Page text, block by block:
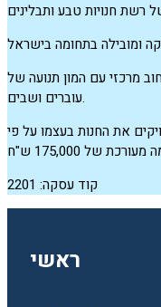
מרכזי עם המון תנועה של
עוברים ושבים.
את החנות בעצמו על פי
קוד עסקה: 2201
ראשי